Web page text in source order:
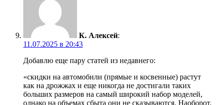
К. Алексей:
11.07.2025 в 20:43
Добавлю еще пару статей из недавнего:
«скидки на автомобили (прямые и косвенные) растут
как на дрожжах и еще никогда не достигали таких
больших размеров на самый широкий набор моделей,
однако на объемах сбыта они не сказываются. Наоборот,